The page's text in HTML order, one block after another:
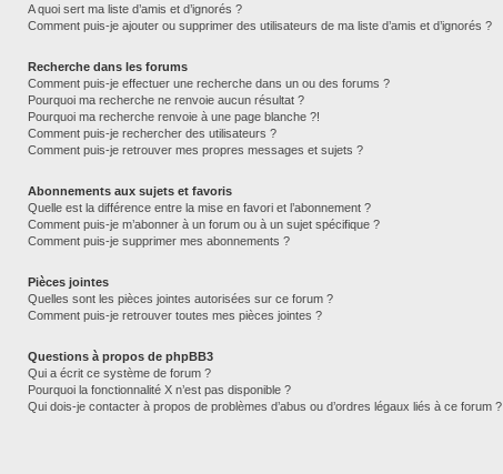
A quoi sert ma liste d’amis et d’ignorés ?
Comment puis-je ajouter ou supprimer des utilisateurs de ma liste d’amis et d’ignorés ?
Recherche dans les forums
Comment puis-je effectuer une recherche dans un ou des forums ?
Pourquoi ma recherche ne renvoie aucun résultat ?
Pourquoi ma recherche renvoie à une page blanche ?!
Comment puis-je rechercher des utilisateurs ?
Comment puis-je retrouver mes propres messages et sujets ?
Abonnements aux sujets et favoris
Quelle est la différence entre la mise en favori et l’abonnement ?
Comment puis-je m’abonner à un forum ou à un sujet spécifique ?
Comment puis-je supprimer mes abonnements ?
Pièces jointes
Quelles sont les pièces jointes autorisées sur ce forum ?
Comment puis-je retrouver toutes mes pièces jointes ?
Questions à propos de phpBB3
Qui a écrit ce système de forum ?
Pourquoi la fonctionnalité X n’est pas disponible ?
Qui dois-je contacter à propos de problèmes d’abus ou d’ordres légaux liés à ce forum ?